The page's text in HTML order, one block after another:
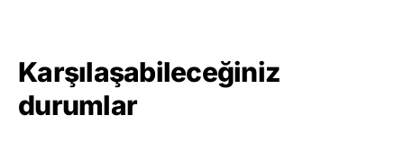
Karşılaşabileceğiniz
durumlar